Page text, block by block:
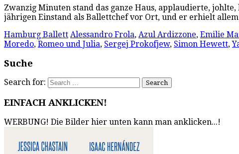
Zwanzig Minuten stand das ganze Haus, applaudierte,
jährigen Einstand als Ballettchef vor Ort, und er erhielt
Hamburg Ballett Alessandro Frola, Azul Ardizzone, Emilie
Moredo, Romeo und Julia, Sergej Prokofjew, Simon Hewett,
Suche
Search for:
EINFACH ANKLICKEN!
WERBUNG! Die Bilder hier unten kann man anklicken...!